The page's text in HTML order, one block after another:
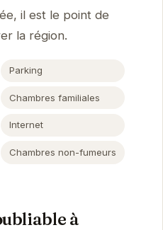
il est le point de
la région.
Parking
Chambres familiales
Internet
Chambres non-fumeurs
à